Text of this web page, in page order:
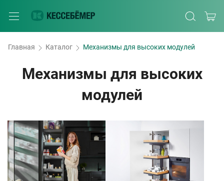
Главная Каталог Механизмы для высоких модулей
Механизмы для высоких
модулей